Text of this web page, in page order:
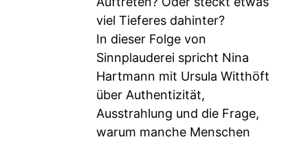
viel Tieferes dahinter?
In dieser Folge von
Sinnplauderei spricht Nina
Hartmann mit Ursula Witthöft
über Authentizität,
Ausstrahlung und die Frage,
warum manche Menschen